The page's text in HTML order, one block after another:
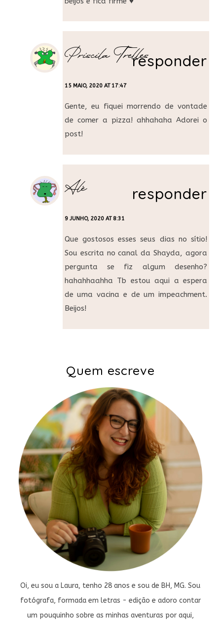
Priscila Trelles
15 MAIO, 2020 AT 17:47
responder
Gente, eu fiquei morrendo de vontade
de comer a pizza! ahhahaha Adorei o
post!
Alê
9 JUNHO, 2020 AT 8:31
responder
Que gostosos esses seus dias no sítio!
Sou escrita no canal da Shayda, agora
pergunta se fiz algum desenho?
hahahhaahha Tb estou aqui a espera
de uma vacina e de um impeachment.
Beijos!
Quem escreve
Oi, eu sou a Laura, tenho 28 anos e sou de BH, MG. Sou
fotógrafa, formada em letras - edição e adoro contar
um pouquinho sobre as minhas aventuras por aqui,